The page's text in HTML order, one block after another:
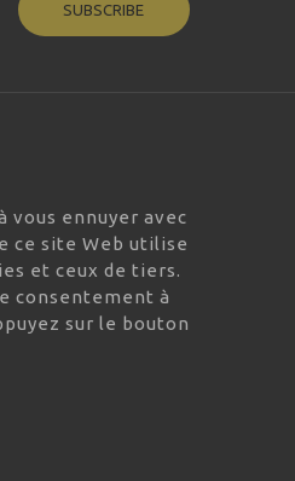
SUBSCRIBE
vous ennuyer avec
ce site Web utilise
et ceux de tiers.
consentement à
sur le bouton